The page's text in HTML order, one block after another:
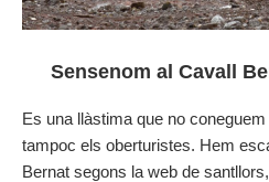
Sensenom al Cavall
Es una llàstima que no
tampoc els oberturistes. Hem
Bernat segons la web de